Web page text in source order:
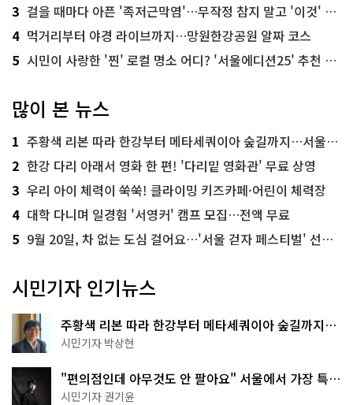
3 걸을 때마다 아픈 '족저근막염'…무작정 참지 말고 '이것' 해보세요!
4 먹거리부터 야경 라이브까지…망원한강공원 알짜 코스
5 시민이 사랑한 '찐' 로컬 명소 어디? '서울에디션25' 추천 코스
많이 본 뉴스
1 주황색 리본 따라 한강부터 메타세쿼이아 숲길까지…서울둘레길 15코스
2 한강 다리 아래서 영화 한 편! '다리밑 영화관' 무료 상영
3 우리 아이 체력이 쑥쑥! 클라이밍 키즈카페·어린이 체력장
4 대학 다니며 일경험 '서영커' 캠프 모집…전액 무료
5 9월 20일, 차 없는 도심 걸어요…'서울 걷자 페스티벌' 선착순 5천명
시민기자 인기뉴스
주황색 리본 따라 한강부터 메타세쿼이아 숲길까지…
서울둘레길 15코스
시민기자 박상현
"편의점인데 아무것도 안 팔아요" 서울에서 가장 특별
한 편의점의 정체
시민기자 권기윤